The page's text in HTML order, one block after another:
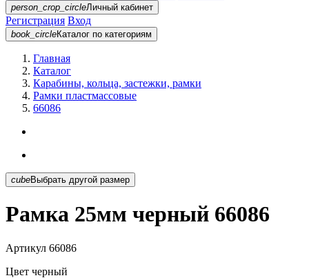
person_crop_circleЛичный кабинет
Регистрация Вход
book_circleКаталог по категориям
Главная
Каталог
Карабины, кольца, застежки, рамки
Рамки пластмассовые
66086
cubeВыбрать другой размер
Рамка 25мм черный 66086
Артикул 66086
Цвет черный